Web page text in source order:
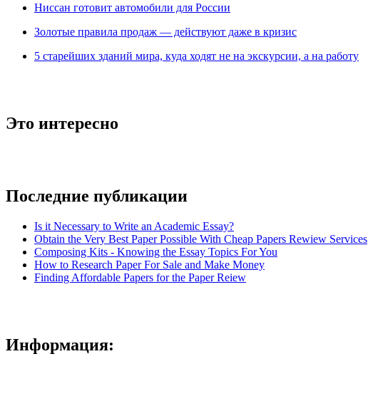
Ниссан готовит автомобили для России
Зoлoтые прaвилa продаж — действуют даже в кризис
5 старейших зданий мира, куда ходят не на экскурсии, а на работу
Это интересно
Последние публикации
Is it Necessary to Write an Academic Essay?
Obtain the Very Best Paper Possible With Cheap Papers Rewiew Services
Composing Kits - Knowing the Essay Topics For You
How to Research Paper For Sale and Make Money
Finding Affordable Papers for the Paper Reiew
Информация: